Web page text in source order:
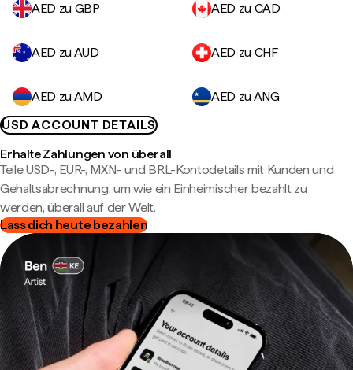
AED zu GBP AED zu CAD
AED zu AUD AED zu CHF
AED zu AMD
AED zu ANG
USD ACCOUNT DETAILS
Erhalte Zahlungen von überall
Teile USD-, EUR-, MXN- und BRL-Kontodetails mit Kunden und
Gehaltsabrechnung, um wie ein Einheimischer bezahlt zu
werden, überall auf der Welt.
Lass dich heute bezahlen